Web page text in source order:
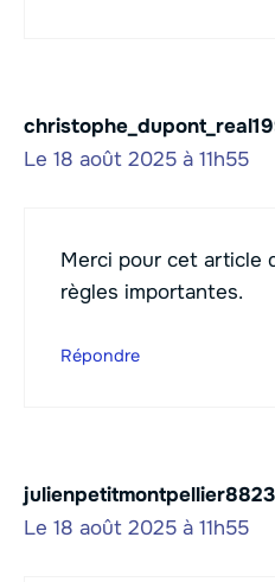
Le 18 août 2025 à 11h55
Merci pour cet article
règles importantes.
Répondre
julienpetitmontpellier8823
Le 18 août 2025 à 11h55